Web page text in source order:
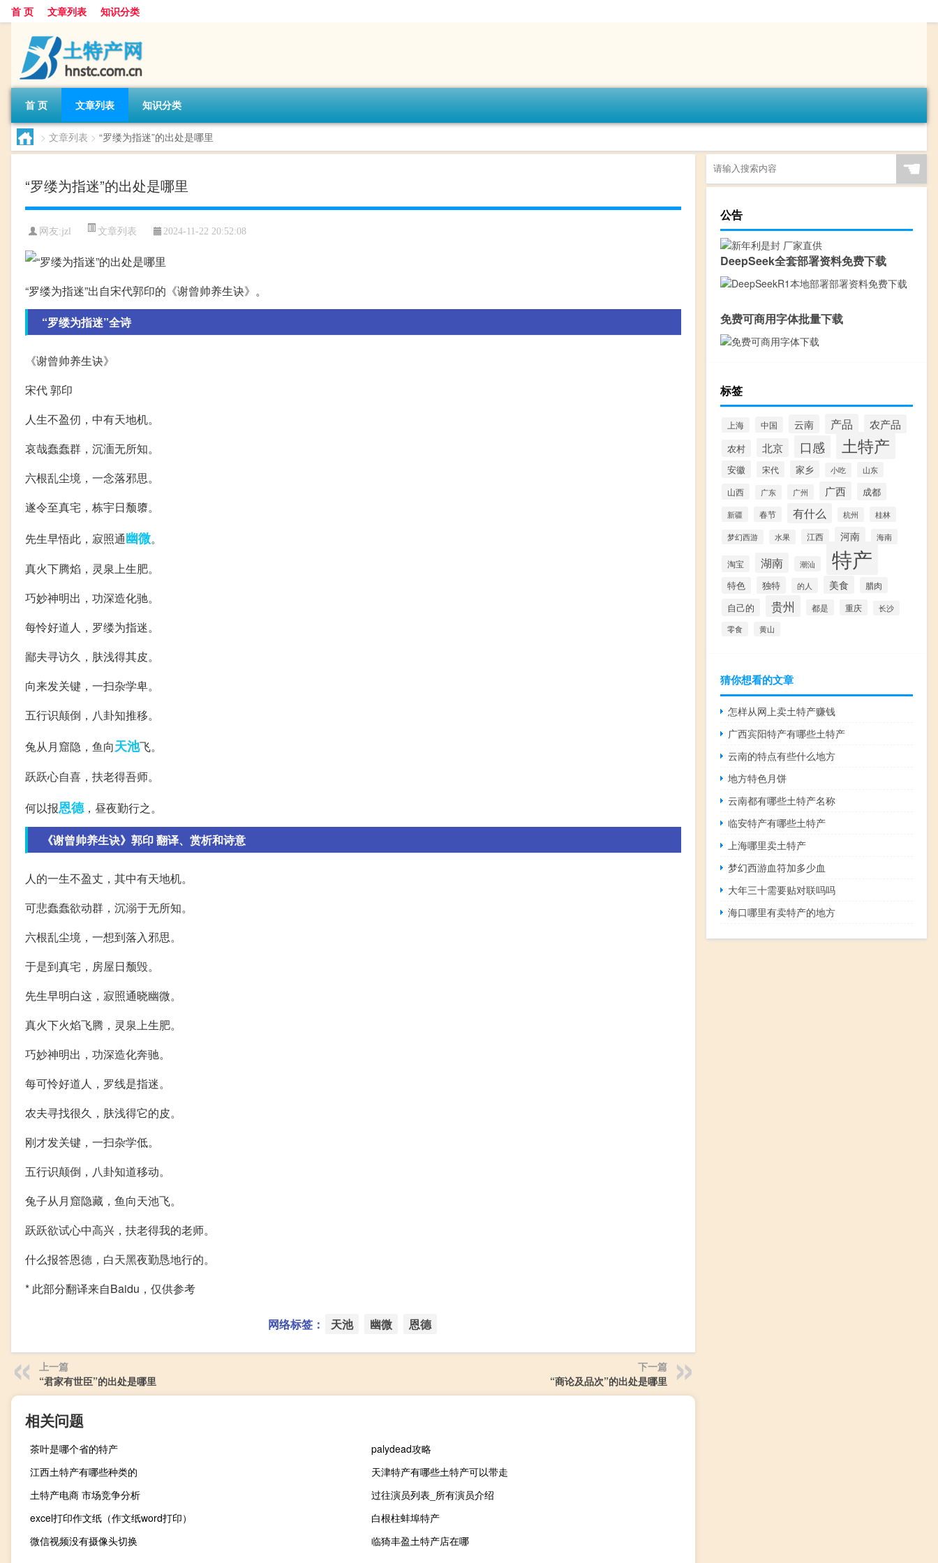
首 页 文章列表 知识分类
首 页 文章列表 知识分类
> 文章列表 > “罗缕为指迷”的出处是哪里
“罗缕为指迷”的出处是哪里
网友:jzl 文章列表 2024-11-22 20:52:08
“罗缕为指迷”出自宋代郭印的《谢曾帅养生诀》。
“罗缕为指迷”全诗
《谢曾帅养生诀》
宋代 郭印
人生不盈仞，中有天地机。
哀哉蠢蠢群，沉湎无所知。
六根乱尘境，一念落邪思。
遂令至真宅，栋宇日颓隳。
先生早悟此，寂照通幽微。
真火下腾焰，灵泉上生肥。
巧妙神明出，功深造化驰。
每怜好道人，罗缕为指迷。
鄙夫寻访久，肤浅得其皮。
向来发关键，一扫杂学卑。
五行识颠倒，八卦知推移。
兔从月窟隐，鱼向天池飞。
跃跃心自喜，扶老得吾师。
何以报恩德，昼夜勤行之。
《谢曾帅养生诀》郭印 翻译、赏析和诗意
人的一生不盈丈，其中有天地机。
可悲蠢蠢欲动群，沉溺于无所知。
六根乱尘境，一想到落入邪思。
于是到真宅，房屋日颓毁。
先生早明白这，寂照通晓幽微。
真火下火焰飞腾，灵泉上生肥。
巧妙神明出，功深造化奔驰。
每可怜好道人，罗线是指迷。
农夫寻找很久，肤浅得它的皮。
刚才发关键，一扫杂学低。
五行识颠倒，八卦知道移动。
兔子从月窟隐藏，鱼向天池飞。
跃跃欲试心中高兴，扶老得我的老师。
什么报答恩德，白天黑夜勤恳地行的。
* 此部分翻译来自Baidu，仅供参考
网络标签： 天池 幽微 恩德
上一篇
“君家有世臣”的出处是哪里
下一篇
“商论及品次”的出处是哪里
相关问题
茶叶是哪个省的特产
palydead攻略
江西土特产有哪些种类的
天津特产有哪些土特产可以带走
土特产电商 市场竞争分析
过往演员列表_所有演员介绍
excel打印作文纸（作文纸word打印）
白根柱蚌埠特产
微信视频没有摄像头切换
临猗丰盈土特产店在哪
☚
公告
DeepSeek全套部署资料免费下载
免费可商用字体批量下载
标签
上海 中国 云南 产品 农产品
农村 北京 口感 土特产
安徽 宋代 家乡 小吃 山东
山西 广东 广州 广西 成都
新疆 春节 有什么 杭州 桂林
梦幻西游 水果 江西 河南 海南
淘宝 湖南 潮汕 特产
特色 独特 的人 美食 腊肉
自己的 贵州 都是 重庆
长沙
零食
黄山
猜你想看的文章
怎样从网上卖土特产赚钱
广西宾阳特产有哪些土特产
云南的特点有些什么地方
地方特色月饼
云南都有哪些土特产名称
临安特产有哪些土特产
上海哪里卖土特产
梦幻西游血符加多少血
大年三十需要贴对联吗吗
海口哪里有卖特产的地方